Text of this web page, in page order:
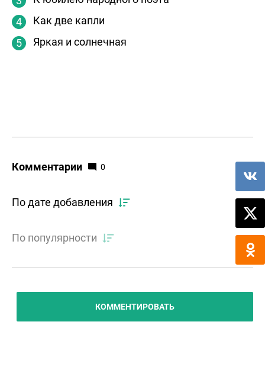
Как две капли
Яркая и солнечная
Комментарии 0
По дате добавления
По популярности
КОММЕНТИРОВАТЬ